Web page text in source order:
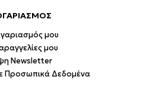
μου
μου
Newsletter
Προσωπικά Δεδομένα